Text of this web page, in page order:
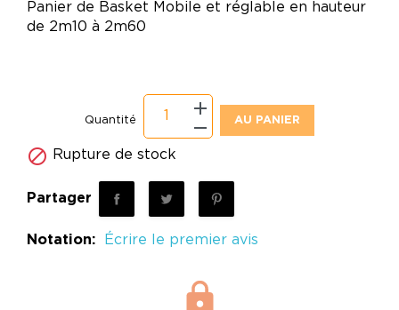
Panier de Basket Mobile et réglable en hauteur
de 2m10 à 2m60
Quantité AU PANIER
 Rupture de stock
Partager
Notation: Écrire le premier avis